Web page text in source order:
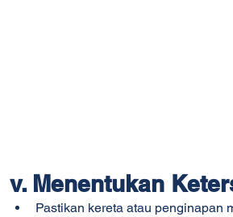
v. Menentukan
Pastikan kereta atau penginapan